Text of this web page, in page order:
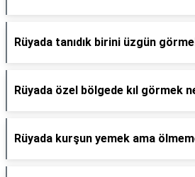
Rüyada tanıdık birini üzgün
Rüyada özel bölgede kıl görmek
Rüyada kurşun yemek ama